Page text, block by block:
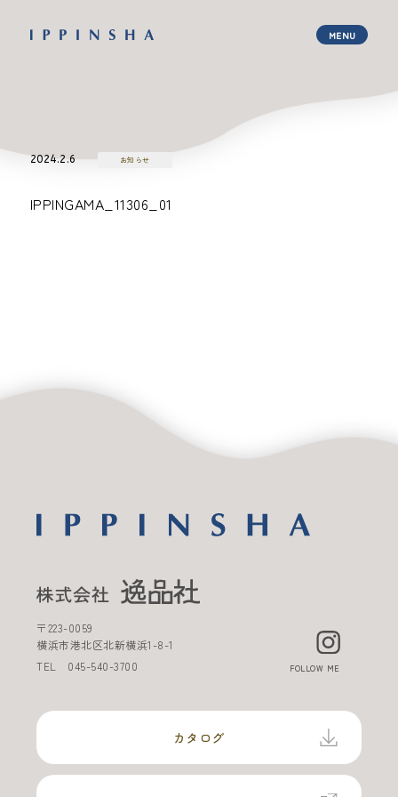
2024.2.6 お知らせ
IPPINGAMA_11306_01
〒223-0059
横浜市港北区北新横浜1-8-1
TEL 045-540-3700 FOLLOW ME
カタログ